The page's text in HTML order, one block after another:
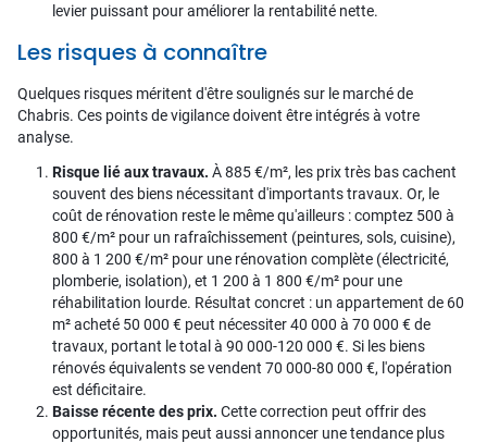
levier puissant pour améliorer la rentabilité nette.
Les risques à connaître
Quelques risques méritent d'être soulignés sur le marché de
Chabris. Ces points de vigilance doivent être intégrés à votre
analyse.
Risque lié aux travaux. À 885 €/m², les prix très bas cachent
souvent des biens nécessitant d'importants travaux. Or, le
coût de rénovation reste le même qu'ailleurs : comptez 500 à
800 €/m² pour un rafraîchissement (peintures, sols, cuisine),
800 à 1 200 €/m² pour une rénovation complète (électricité,
plomberie, isolation), et 1 200 à 1 800 €/m² pour une
réhabilitation lourde. Résultat concret : un appartement de 60
m² acheté 50 000 € peut nécessiter 40 000 à 70 000 € de
travaux, portant le total à 90 000-120 000 €. Si les biens
rénovés équivalents se vendent 70 000-80 000 €, l'opération
est déficitaire.
Baisse récente des prix. Cette correction peut offrir des
opportunités, mais peut aussi annoncer une tendance plus